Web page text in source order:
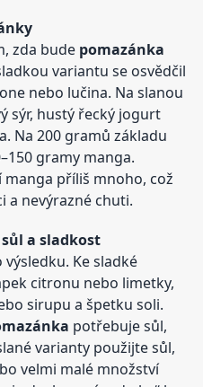
zda bude pomazánka
variantu se osvědčil
nebo lučina. Na slanou
sýr, hustý řecký jogurt
Na 200 gramů základu
gramy manga.
manga příliš mnoho, což
a nevýrazné chuti.
a sladkost
Ke sladké
citronu nebo limetky,
sirupu a špetku soli.
potřebuje sůl,
varianty použijte sůl,
velmi malé množství